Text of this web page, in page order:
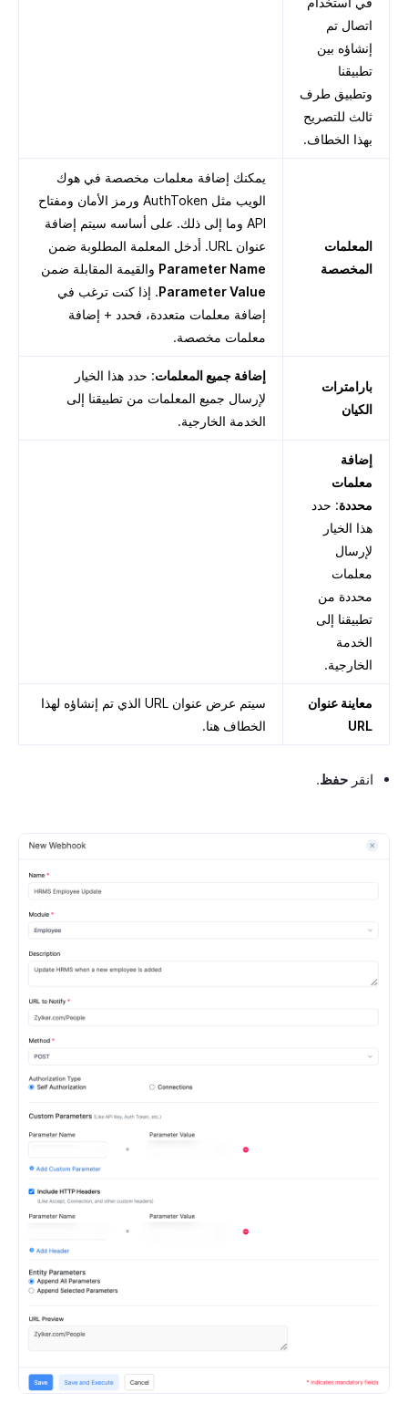
اتصال تم
إنشاؤه بين
تطبيقنا
وتطبيق طرف
ثالث للتصريح
بهذا الخطاف.
المعلمات
المخصصة
يمكنك إضافة معلمات مخصصة في هوك
الويب مثل AuthToken ورمز الأمان ومفتاح
API وما إلى ذلك. على أساسه سيتم إضافة
عنوان URL. أدخل المعلمة المطلوبة ضمن
Parameter Name والقيمة المقابلة ضمن
Parameter Value. إذا كنت ترغب في
إضافة معلمات متعددة، فحدد + إضافة
معلمات مخصصة.
بارامترات
الكيان
إضافة جميع المعلمات: حدد هذا الخيار
لإرسال جميع المعلمات من تطبيقنا إلى
الخدمة الخارجية.
إضافة
معلمات
محددة: حدد
هذا الخيار
لإرسال
معلمات
محددة من
تطبيقنا إلى
الخدمة
الخارجية.
معاينة عنوان
URL
سيتم عرض عنوان URL الذي تم إنشاؤه لهذا
الخطاف هنا.
انقر حفظ.